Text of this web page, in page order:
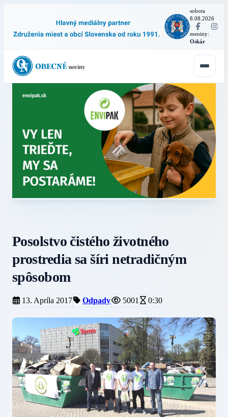
sobota
8.08.2026
·
meniny:
Oskár
Posolstvo čistého životného
prostredia sa šíri netradičným
spôsobom
13. Apríla 2017 Odpady 5001 0:30